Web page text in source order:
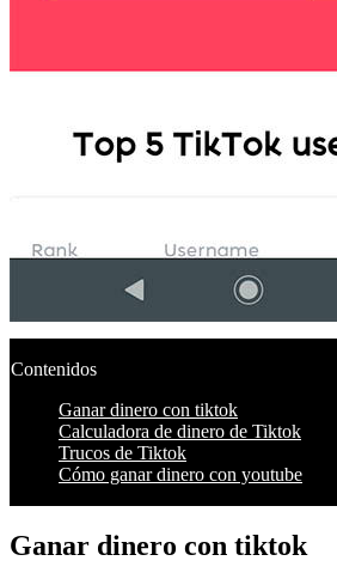
Contenidos
Ganar dinero con tiktok
Calculadora de dinero de Tiktok
Trucos de Tiktok
Cómo ganar dinero con youtube
Ganar dinero con tiktok